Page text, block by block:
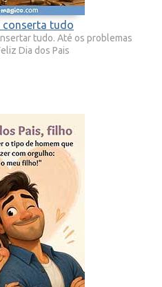
conserta tudo
tudo. Até os problemas
Dia dos Pais